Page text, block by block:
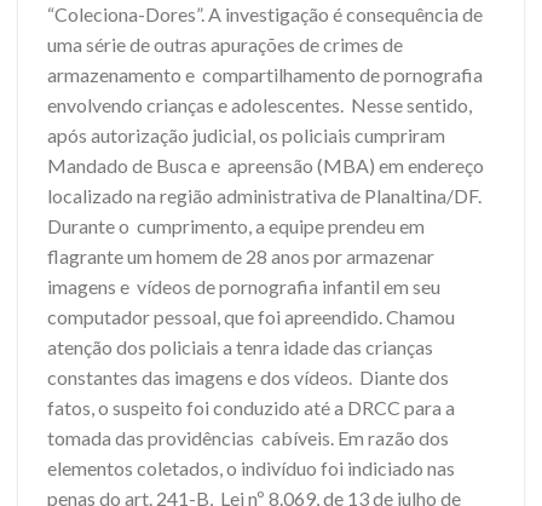
“Coleciona-Dores”. A investigação é consequência de
uma série de outras apurações de crimes de
armazenamento e compartilhamento de pornografia
envolvendo crianças e adolescentes. Nesse sentido,
após autorização judicial, os policiais cumpriram
Mandado de Busca e apreensão (MBA) em endereço
localizado na região administrativa de Planaltina/DF.
Durante o cumprimento, a equipe prendeu em
flagrante um homem de 28 anos por armazenar
imagens e vídeos de pornografia infantil em seu
computador pessoal, que foi apreendido. Chamou
atenção dos policiais a tenra idade das crianças
constantes das imagens e dos vídeos. Diante dos
fatos, o suspeito foi conduzido até a DRCC para a
tomada das providências cabíveis. Em razão dos
elementos coletados, o indivíduo foi indiciado nas
penas do art. 241-B, Lei nº 8.069, de 13 de julho de